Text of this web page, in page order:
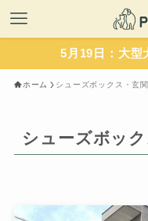
5月19日：大型犬
ホーム シューズボックス・玄
シューズボッ